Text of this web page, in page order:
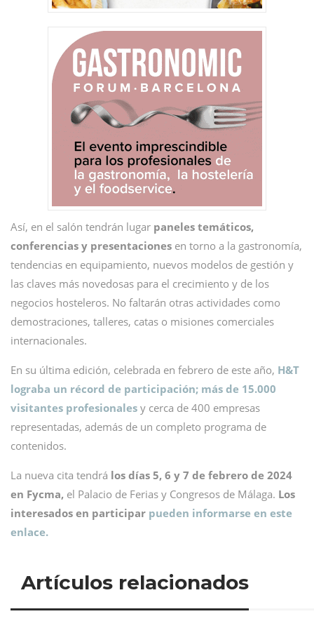
Así, en el salón tendrán lugar paneles temáticos,
conferencias y presentaciones en torno a la gastronomía,
tendencias en equipamiento, nuevos modelos de gestión y
las claves más novedosas para el crecimiento y de los
negocios hosteleros. No faltarán otras actividades como
demostraciones, talleres, catas o misiones comerciales
internacionales.
En su última edición, celebrada en febrero de este año, H&T
lograba un récord de participación; más de 15.000
visitantes profesionales y cerca de 400 empresas
representadas, además de un completo programa de
contenidos.
La nueva cita tendrá los días 5, 6 y 7 de febrero de 2024
en Fycma, el Palacio de Ferias y Congresos de Málaga. Los
interesados en participar pueden informarse en este
enlace.
Artículos relacionados